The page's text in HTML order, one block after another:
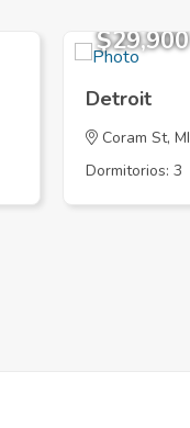
$29,900
Detroit
Coram St, MI
Dormitorios: 3